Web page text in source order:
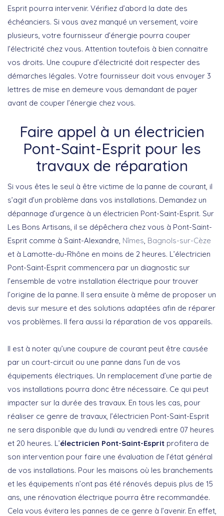
Esprit pourra intervenir. Vérifiez d’abord la date des
échéanciers. Si vous avez manqué un versement, voire
plusieurs, votre fournisseur d’énergie pourra couper
l’électricité chez vous. Attention toutefois à bien connaitre
vos droits. Une coupure d’électricité doit respecter des
démarches légales. Votre fournisseur doit vous envoyer 3
lettres de mise en demeure vous demandant de payer
avant de couper l’énergie chez vous.
Faire appel à un électricien
Pont-Saint-Esprit pour les
travaux de réparation
Si vous êtes le seul à être victime de la panne de courant, il
s’agit d’un problème dans vos installations. Demandez un
dépannage d’urgence à un électricien Pont-Saint-Esprit. Sur
Les Bons Artisans, il se dépêchera chez vous à Pont-Saint-
Esprit comme à Saint-Alexandre, Nîmes Bagnols-sur-Cèze
et à Lamotte-du-Rhône en moins de 2 heures. L’électricien
Pont-Saint-Esprit commencera par un diagnostic sur
l’ensemble de votre installation électrique pour trouver
l’origine de la panne. Il sera ensuite à même de proposer un
devis sur mesure et des solutions adaptées afin de réparer
vos problèmes. Il fera aussi la réparation de vos appareils.
Il est à noter qu’une coupure de courant peut être causée
par un court-circuit ou une panne dans l’un de vos
équipements électriques. Un remplacement d’une partie de
vos installations pourra donc être nécessaire. Ce qui peut
impacter sur la durée des travaux. En tous les cas, pour
réaliser ce genre de travaux, l’électricien Pont-Saint-Esprit
ne sera disponible que du lundi au vendredi entre 07 heures
et 20 heures. L’électricien Pont-Saint-Esprit profitera de
son intervention pour faire une évaluation de l’état général
de vos installations. Pour les maisons où les branchements
et les équipements n’ont pas été rénovés depuis plus de 15
ans, une rénovation électrique pourra être recommandée.
Cela vous évitera les pannes de ce genre à l’avenir. En effet,